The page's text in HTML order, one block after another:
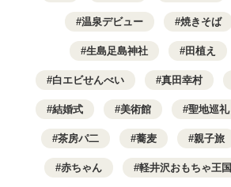
温泉デビュー 焼きそば
生島足島神社 田植え
白エビせんべい 真田幸村
結婚式 美術館 聖地巡礼
茶房パ二 蕎麦 親子旅
赤ちゃん 軽井沢おもちゃ王国